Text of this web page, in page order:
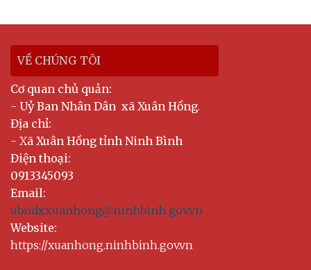
VỀ CHÚNG TÔI
Cơ quan chủ quản:
- Uỷ Ban Nhân Dân xã Xuân Hồng.
Địa chỉ:
- Xã Xuân Hồng tỉnh Ninh Bình
Điện thoại:
0913345093
Email:
ubndxxuanhong@ninhbinh.gov.vn
Website:
https://xuanhong.ninhbinh.gov.vn